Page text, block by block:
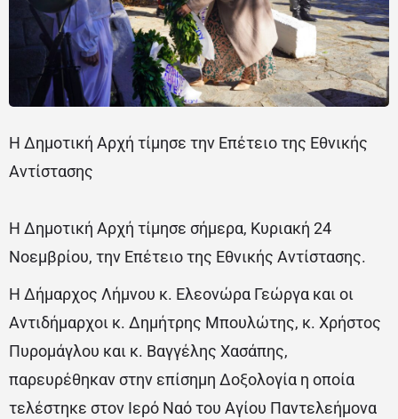
Η Δημοτική Αρχή τίμησε την Επέτειο της Εθνικής
Αντίστασης
Η Δημοτική Αρχή τίμησε σήμερα, Κυριακή 24
Νοεμβρίου, την Επέτειο της Εθνικής Αντίστασης.
Η Δήμαρχος Λήμνου κ. Ελεονώρα Γεώργα και οι
Αντιδήμαρχοι κ. Δημήτρης Μπουλώτης, κ. Χρήστος
Πυρομάγλου και κ. Βαγγέλης Χασάπης,
παρευρέθηκαν στην επίσημη Δοξολογία η οποία
τελέστηκε στον Ιερό Ναό του Αγίου Παντελεήμονα